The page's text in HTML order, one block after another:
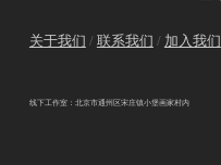
关于我们 / 联系我们 / 加入我们
线下工作室：北京市通州区宋庄镇小堡画家村内